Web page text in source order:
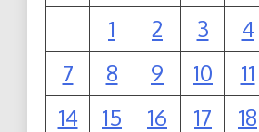
1
2 3 4
7
8 9 10 11
14
15 16 17 18